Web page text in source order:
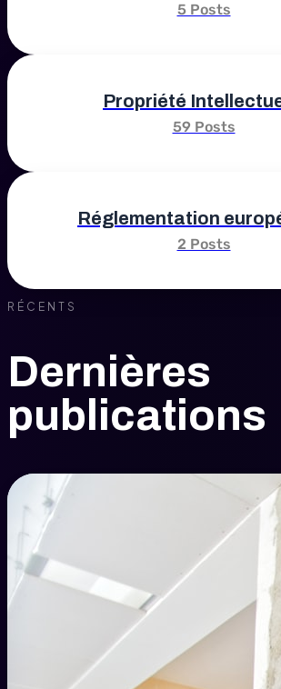
5 Posts
Propriété
59 Posts
Réglementation
2 Posts
RÉCENTS
Dernières
publications